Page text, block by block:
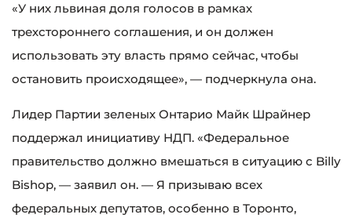
«У них львиная доля голосов в рамках
трехстороннего соглашения, и он должен
использовать эту власть прямо сейчас, чтобы
остановить происходящее», — подчеркнула она.
Лидер Партии зеленых Онтарио Майк Шрайнер
поддержал инициативу НДП. «Федеральное
правительство должно вмешаться в ситуацию с Billy
Bishop, — заявил он. — Я призываю всех
федеральных депутатов, особенно в Торонто,